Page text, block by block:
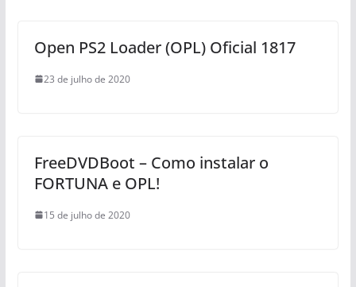
Open PS2 Loader (OPL) Oficial 1817
23 de julho de 2020
FreeDVDBoot – Como instalar o
FORTUNA e OPL!
15 de julho de 2020